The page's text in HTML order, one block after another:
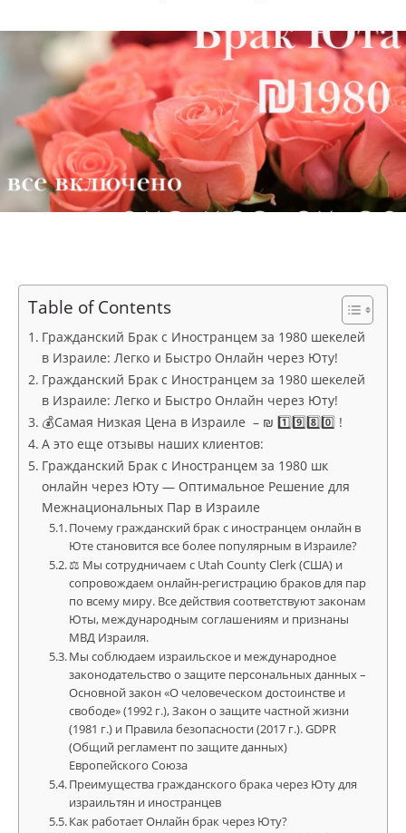
Table of Contents
Гражданский Брак с Иностранцем за 1980 шекелей
в Израиле: Легко и Быстро Онлайн через Юту!
Гражданский Брак с Иностранцем за 1980 шекелей
в Израиле: Легко и Быстро Онлайн через Юту!
💰Самая Низкая Цена в Израиле – ₪ 1️⃣9️⃣8️⃣0️⃣ !
А это еще отзывы наших клиентов:
Гражданский Брак с Иностранцем за 1980 шк
онлайн через Юту — Оптимальное Решение для
Межнациональных Пар в Израиле
Почему гражданский брак с иностранцем онлайн в
Юте становится все более популярным в Израиле?
⚖ Мы сотрудничаем с Utah County Clerk (США) и
сопровождаем онлайн-регистрацию браков для пар
по всему миру. Все действия соответствуют законам
Юты, международным соглашениям и признаны
МВД Израиля.
Мы соблюдаем израильское и международное
законодательство о защите персональных данных –
Основной закон «О человеческом достоинстве и
свободе» (1992 г.), Закон о защите частной жизни
(1981 г.) и Правила безопасности (2017 г.). GDPR
(Общий регламент по защите данных)
Европейского Союза
Преимущества гражданского брака через Юту для
израильтян и иностранцев
Как работает Онлайн брак через Юту?